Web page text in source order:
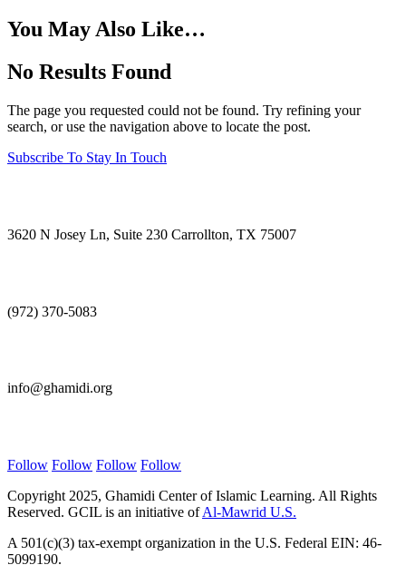
You May Also Like…
No Results Found
The page you requested could not be found. Try refining your
search, or use the navigation above to locate the post.
Subscribe To Stay In Touch
3620 N Josey Ln, Suite 230 Carrollton, TX 75007
(972) 370-5083
info@ghamidi.org
Follow Follow Follow Follow
Copyright 2025, Ghamidi Center of Islamic Learning. All Rights
Reserved. GCIL is an initiative ofAl-Mawrid U.S.
A 501(c)(3) tax-exempt organization in the U.S. Federal EIN: 46-
5099190.